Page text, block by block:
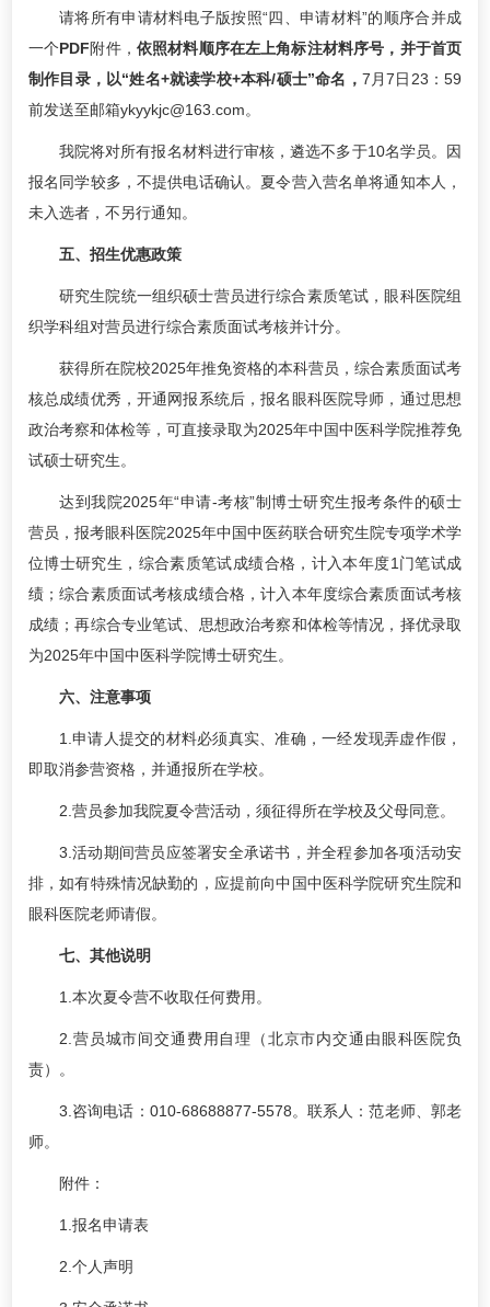
请将所有申请材料电子版按照“四、申请材料”的顺序合并成
一个PDF附件， 依照材料顺序在左上角标注材料序号，并于首页
制作目录，以“姓名+就读学校+本科/硕士”命名， 7月7日23：59
前发送至邮箱ykyykjc@163.com。
我院将对所有报名材料进行审核，遴选不多于10名学员。因
报名同学较多，不提供电话确认。夏令营入营名单将通知本人，
未入选者，不另行通知。
五、招生优惠政策
研究生院统一组织硕士营员进行综合素质笔试，眼科医院组
织学科组对营员进行综合素质面试考核并计分。
获得所在院校2025年推免资格的本科营员，综合素质面试考
核总成绩优秀，开通网报系统后，报名眼科医院导师，通过思想
政治考察和体检等，可直接录取为2025年中国中医科学院推荐免
试硕士研究生。
达到我院2025年“申请-考核”制博士研究生报考条件的硕士
营员，报考眼科医院2025年中国中医药联合研究生院专项学术学
位博士研究生，综合素质笔试成绩合格，计入本年度1门笔试成
绩；综合素质面试考核成绩合格，计入本年度综合素质面试考核
成绩；再综合专业笔试、思想政治考察和体检等情况，择优录取
为2025年中国中医科学院博士研究生。
六、注意事项
1.申请人提交的材料必须真实、准确，一经发现弄虚作假，
即取消参营资格，并通报所在学校。
2.营员参加我院夏令营活动，须征得所在学校及父母同意。
3.活动期间营员应签署安全承诺书，并全程参加各项活动安
排，如有特殊情况缺勤的，应提前向中国中医科学院研究生院和
眼科医院老师请假。
七、其他说明
1.本次夏令营不收取任何费用。
2.营员城市间交通费用自理（北京市内交通由眼科医院负
责）。
3.咨询电话：010-68688877-5578。联系人：范老师、郭老
师。
附件：
1. 报名申请表
2. 个人声明